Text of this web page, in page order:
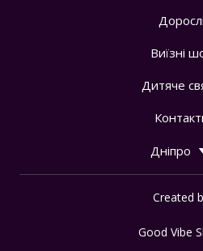
Дорослі
Виїзні
Дитяче
Дніпро
Created
Good Vibe